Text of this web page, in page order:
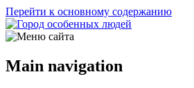
Перейти к основному содержанию
Main navigation